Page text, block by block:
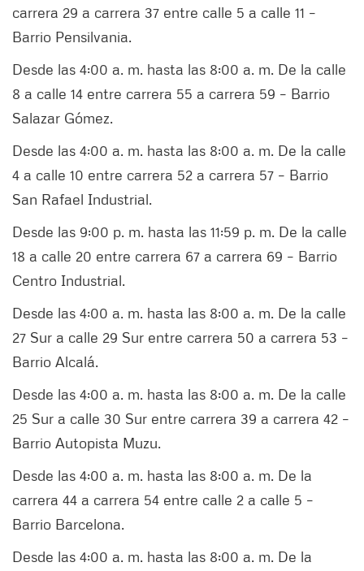
carrera 29 a carrera 37 entre calle 5 a calle 11 –
Barrio Pensilvania.
Desde las 4:00 a. m. hasta las 8:00 a. m. De la calle
8 a calle 14 entre carrera 55 a carrera 59 – Barrio
Salazar Gómez.
Desde las 4:00 a. m. hasta las 8:00 a. m. De la calle
4 a calle 10 entre carrera 52 a carrera 57 – Barrio
San Rafael Industrial.
Desde las 9:00 p. m. hasta las 11:59 p. m. De la calle
18 a calle 20 entre carrera 67 a carrera 69 – Barrio
Centro Industrial.
Desde las 4:00 a. m. hasta las 8:00 a. m. De la calle
27 Sur a calle 29 Sur entre carrera 50 a carrera 53 –
Barrio Alcalá.
Desde las 4:00 a. m. hasta las 8:00 a. m. De la calle
25 Sur a calle 30 Sur entre carrera 39 a carrera 42 –
Barrio Autopista Muzu.
Desde las 4:00 a. m. hasta las 8:00 a. m. De la
carrera 44 a carrera 54 entre calle 2 a calle 5 –
Barrio Barcelona.
Desde las 4:00 a. m. hasta las 8:00 a. m. De la